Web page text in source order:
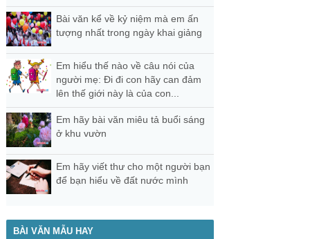
Bài văn kể về kỷ niệm mà em ấn
tượng nhất trong ngày khai giảng
Em hiểu thế nào về câu nói của
người mẹ: Đi đi con hãy can đảm
lên thế giới này là của con...
Em hãy bài văn miêu tả buổi sáng
ở khu vườn
Em hãy viết thư cho một người bạn
để bạn hiểu về đất nước mình
BÀI VĂN MẪU HAY